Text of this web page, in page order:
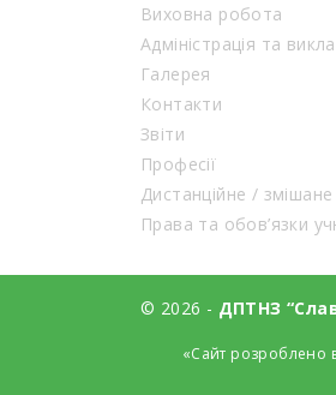
Виховна робота
Адміністрація та
Галерея
Контакти
Звіти
Професії
Дистанційне /
Права та обов’язки
© 2026 - ДПТНЗ
«Сайт розроблено